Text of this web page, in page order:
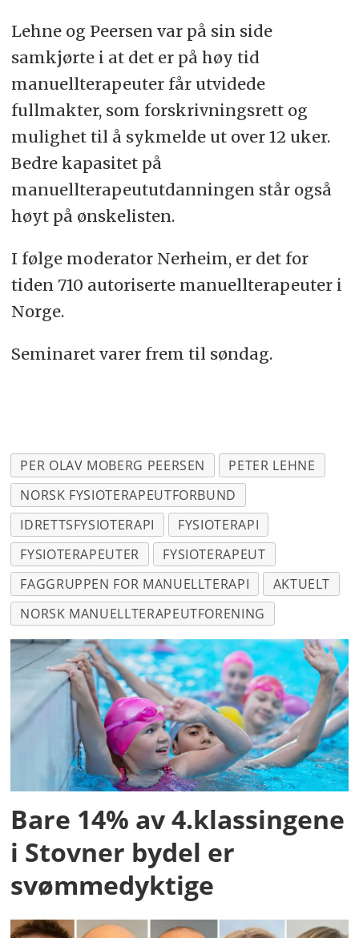
Lehne og Peersen var på sin side
samkjørte i at det er på høy tid
manuellterapeuter får utvidede
fullmakter, som forskrivningsrett og
mulighet til å sykmelde ut over 12 uker.
Bedre kapasitet på
manuellterapeututdanningen står også
høyt på ønskelisten.
I følge moderator Nerheim, er det for
tiden 710 autoriserte manuellterapeuter i
Norge.
Seminaret varer frem til søndag.
PER OLAV MOBERG PEERSEN
PETER LEHNE
NORSK FYSIOTERAPEUTFORBUND
IDRETTSFYSIOTERAPI
FYSIOTERAPI
FYSIOTERAPEUTER
FYSIOTERAPEUT
FAGGRUPPEN FOR MANUELLTERAPI
AKTUELT
NORSK MANUELLTERAPEUTFORENING
Bare 14% av 4.klassingene
i Stovner bydel er
svømmedyktige